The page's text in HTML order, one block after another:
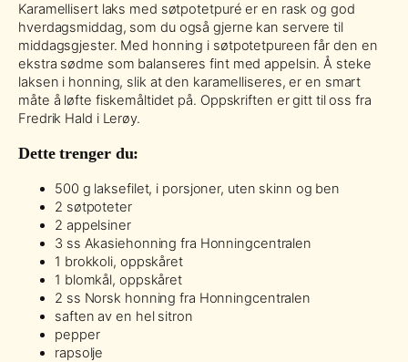
Karamellisert laks med søtpotetpuré er en rask og god
hverdagsmiddag, som du også gjerne kan servere til
middagsgjester. Med honning i søtpotetpureen får den en
ekstra sødme som balanseres fint med appelsin. Å steke
laksen i honning, slik at den karamelliseres, er en smart
måte å løfte fiskemåltidet på. Oppskriften er gitt til oss fra
Fredrik Hald i Lerøy.
Dette trenger du:
500 g laksefilet, i porsjoner, uten skinn og ben
2 søtpoteter
2 appelsiner
3 ss Akasiehonning fra Honningcentralen
1 brokkoli, oppskåret
1 blomkål, oppskåret
2 ss Norsk honning fra Honningcentralen
saften av en hel sitron
pepper
rapsolje